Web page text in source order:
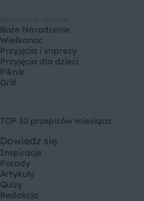
Boże Narodzenie
Wielkanoc
Przyjęcia i imprezy
Przyjęcia dla dzieci
Piknik
Grill
TOP 10 przepisów miesiąca
Dowiedz się
Inspiracje
Porady
Artykuły
Quizy
Redakcja